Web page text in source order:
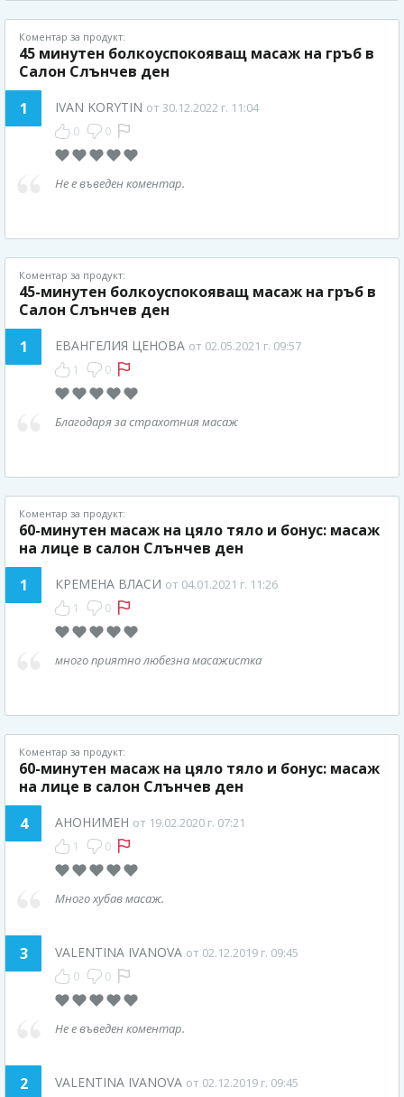
Коментар за продукт:
45 минутен болкоуспокояващ масаж на гръб в
Салон Слънчев ден
1
IVAN KORYTIN от 30.12.2022 г. 11:04
0 0
Не е въведен коментар.
Коментар за продукт:
45-минутен болкоуспокояващ масаж на гръб в
Салон Слънчев ден
1
EВАНГЕЛИЯ ЦЕНОВА от 02.05.2021 г. 09:57
1 0
Благодаря за страхотния масаж
Коментар за продукт:
60-минутен масаж на цяло тяло и бонус: масаж
на лице в салон Слънчев ден
1
КРЕМЕНА ВЛАСИ от 04.01.2021 г. 11:26
1 0
много приятно любезна масажистка
Коментар за продукт:
60-минутен масаж на цяло тяло и бонус: масаж
на лице в салон Слънчев ден
4
АНОНИМЕН от 19.02.2020 г. 07:21
1 0
Много хубав масаж.
3 VALENTINA IVANOVA от 02.12.2019 г. 09:45
0 0
Не е въведен коментар.
2 VALENTINA IVANOVA от 02.12.2019 г. 09:45